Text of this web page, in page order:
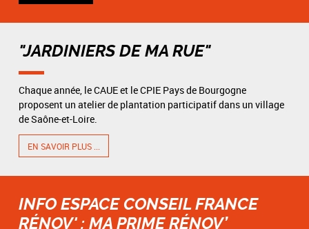
"JARDINIERS DE MA RUE"
Chaque année, le CAUE et le CPIE Pays de Bourgogne
proposent un atelier de plantation participatif dans un village
de Saône-et-Loire.
EN SAVOIR PLUS ...
INFO ESPACE CONSEIL FRANCE
RÉNOV' : MA PRIME RÉNOV’